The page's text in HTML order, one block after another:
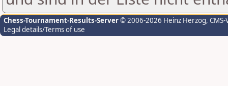
Chess-Tournament-Results-Server© 2006-2026 Heinz Herzog,
Legal details/Terms of use